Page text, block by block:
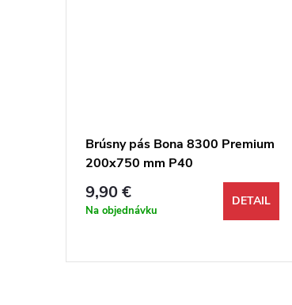
Brúsny pás Bona 8300 Premium
200x750 mm P40
zirkón+korund modrý,
antistatický
9,90 €
Na objednávku
DETAIL